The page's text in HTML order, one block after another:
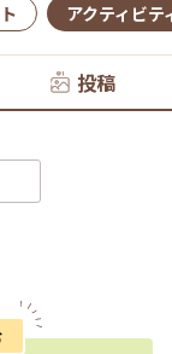
アクティビテ
投稿